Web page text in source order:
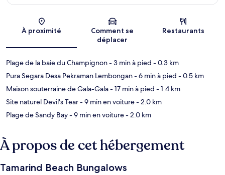
Carte
À proximité
Comment se
déplacer
Restaurants
Plage de la baie du Champignon- 3 min à pied - 0.3 km
Pura Segara Desa Pekraman Lembongan- 6 min à pied - 0.5 km
Maison souterraine de Gala-Gala- 17 min à pied - 1.4 km
Site naturel Devil's Tear- 9 min en voiture- 2.0 km
Plage de Sandy Bay- 9 min en voiture- 2.0 km
À propos de cet hébergement
Tamarind Beach Bungalows